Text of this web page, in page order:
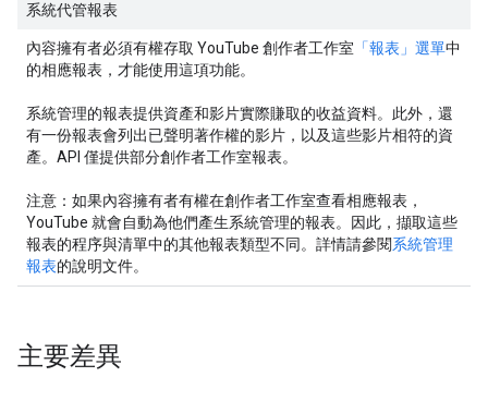
系統代管報表
內容擁有者必須有權存取 YouTube 創作者工作室 「報表」選單中
的相應報表，才能使用這項功能。
系統管理的報表提供資產和影片實際賺取的收益資料。此外，還
有一份報表會列出已聲明著作權的影片，以及這些影片相符的資
產。API 僅提供部分創作者工作室報表。
注意： 如果內容擁有者有權在創作者工作室查看相應報表，
YouTube 就會自動為他們產生系統管理的報表。因此，擷取這些
報表的程序與清單中的其他報表類型不同。詳情請參閱系統管理
報表的說明文件。
主要差異